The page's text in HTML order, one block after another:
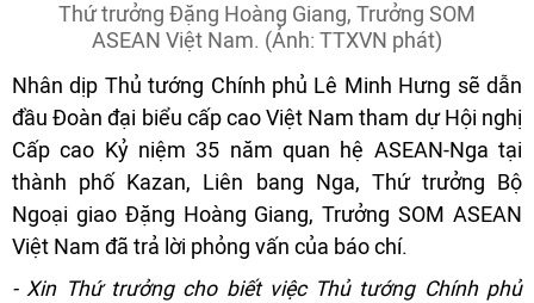
Thứ trưởng Đặng Hoàng Giang, Trưởng SOM
ASEAN Việt Nam. (Ảnh: TTXVN phát)
Nhân dịp Thủ tướng Chính phủ Lê Minh Hưng sẽ dẫn
đầu Đoàn đại biểu cấp cao Việt Nam tham dự Hội nghị
Cấp cao Kỷ niệm 35 năm quan hệ ASEAN-Nga tại
thành phố Kazan, Liên bang Nga, Thứ trưởng Bộ
Ngoại giao Đặng Hoàng Giang, Trưởng SOM ASEAN
Việt Nam đã trả lời phỏng vấn của báo chí.
- Xin Thứ trưởng cho biết việc Thủ tướng Chính phủ